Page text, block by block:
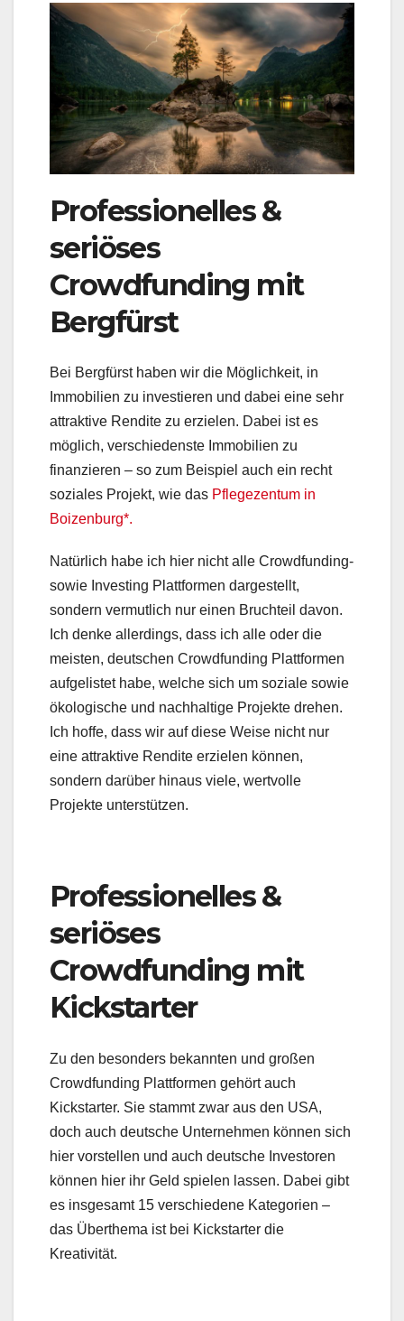
Professionelles &
seriöses
Crowdfunding mit
Bergfürst
Bei Bergfürst haben wir die Möglichkeit, in
Immobilien zu investieren und dabei eine sehr
attraktive Rendite zu erzielen. Dabei ist es
möglich, verschiedenste Immobilien zu
finanzieren – so zum Beispiel auch ein recht
soziales Projekt, wie das Pflegezentum in
Boizenburg*.
Natürlich habe ich hier nicht alle Crowdfunding-
sowie Investing Plattformen dargestellt,
sondern vermutlich nur einen Bruchteil davon.
Ich denke allerdings, dass ich alle oder die
meisten, deutschen Crowdfunding Plattformen
aufgelistet habe, welche sich um soziale sowie
ökologische und nachhaltige Projekte drehen.
Ich hoffe, dass wir auf diese Weise nicht nur
eine attraktive Rendite erzielen können,
sondern darüber hinaus viele, wertvolle
Projekte unterstützen.
Professionelles &
seriöses
Crowdfunding mit
Kickstarter
Zu den besonders bekannten und großen
Crowdfunding Plattformen gehört auch
Kickstarter. Sie stammt zwar aus den USA,
doch auch deutsche Unternehmen können sich
hier vorstellen und auch deutsche Investoren
können hier ihr Geld spielen lassen. Dabei gibt
es insgesamt 15 verschiedene Kategorien –
das Überthema ist bei Kickstarter die
Kreativität.